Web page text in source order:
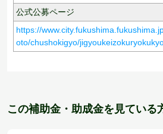
公式公募ページ
https://
oto/chushokigyo/
この補助金・助成金を見ている